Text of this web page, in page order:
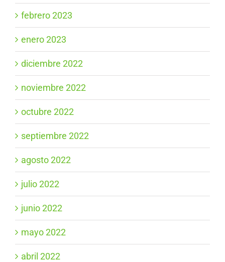
febrero 2023
enero 2023
diciembre 2022
noviembre 2022
octubre 2022
septiembre 2022
agosto 2022
julio 2022
junio 2022
mayo 2022
abril 2022